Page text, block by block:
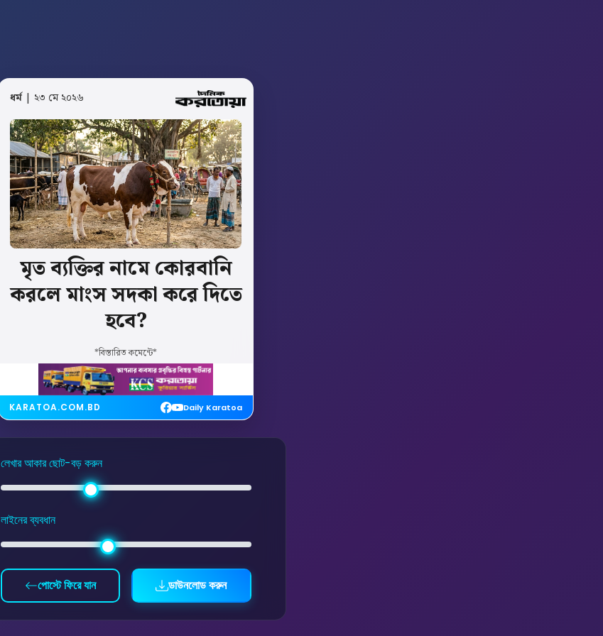
ধর্ম| ২৩ মে ২০২৬
মৃতব্যক্তিরনামেকোরবানি
করলেমাংসসদকাকরেদিতে
হবে?
*বিস্তারিত কমেন্টে*
KARATOA.COM.BD Daily Karatoa
লেখার আকার ছোট-বড় করুন
লাইনের ব্যবধান
পোস্টে ফিরে যান ডাউনলোড করুন